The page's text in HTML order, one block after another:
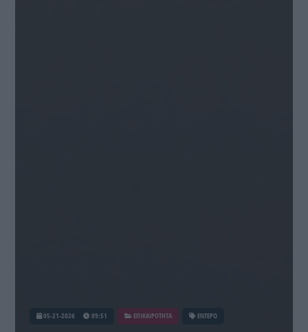
05-21-2026 09:51 ΕΠΙΚΑΙΡΟΤΗΤΑ ΕΝΤΕΡΟ